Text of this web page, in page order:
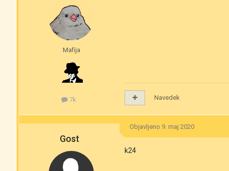
Mafija
7k Navedek
Gost
Objavljeno 9. maj 2020
k24